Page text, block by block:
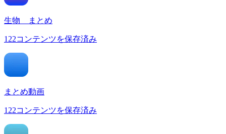
生物 まとめ
122コンテンツを保存済み
まとめ動画
122コンテンツを保存済み